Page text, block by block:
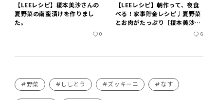
【LEEレシピ】榎本美沙さんの
夏野菜の南蛮漬けを作りまし
た。
0
【LEEレシピ】朝作って、夜食
べる！家事貯金レシピ♩夏野菜
とお肉がたっぷり［榎本美沙さ
6
#野菜 #ししとう #ズッキーニ #なす